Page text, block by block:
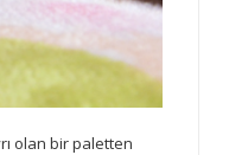
olan bir paletten